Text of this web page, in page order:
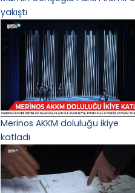
yakıştı
Merinos AKKM doluluğu ikiye
katladı